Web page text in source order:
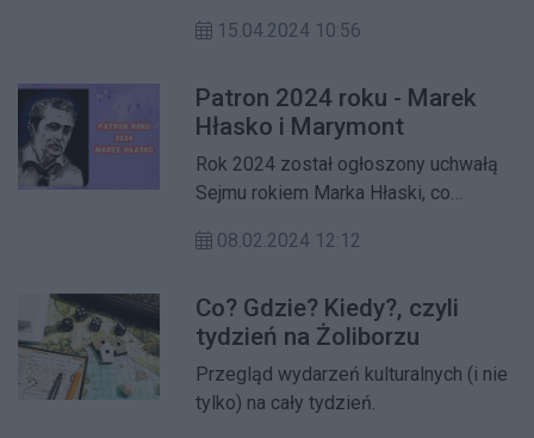
15.04.2024 10:56
Patron 2024 roku - Marek
Hłasko i Marymont
Rok 2024 został ogłoszony uchwałą
Sejmu rokiem Marka Hłaski, co
roku 90. rocznicy urodzin pisarza. Na
Broniewskiego do 29 lutego można
oglądać poświęconą życiu i
twórczości Marka Hłaski wystawę.
08.02.2024 12:12
Co? Gdzie? Kiedy?, czyli
tydzień na Żoliborzu
Przegląd wydarzeń kulturalnych (i nie
tylko) na cały tydzień.